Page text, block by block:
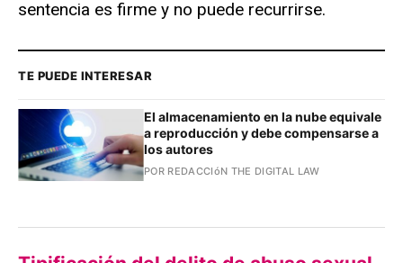
sentencia es firme y no puede recurrirse.
TE PUEDE INTERESAR
El almacenamiento en la nube equivale
a reproducción y debe compensarse a
los autores
POR REDACCIóN THE DIGITAL LAW